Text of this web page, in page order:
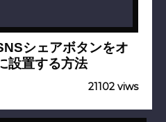
シェアボタンをオ
設置する方法
21102 viws